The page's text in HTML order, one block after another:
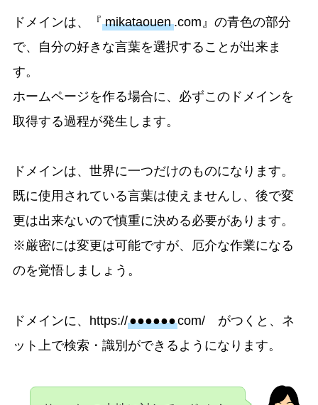
ドメインは、『 mikataouen .com』の青色の部分
で、自分の好きな言葉を選択することが出来ま
す。
ホームページを作る場合に、必ずこのドメインを
取得する過程が発生します。
ドメインは、世界に一つだけのものになります。
既に使用されている言葉は使えませんし、後で変
更は出来ないので慎重に決める必要があります。
※厳密には変更は可能ですが、厄介な作業になる
のを覚悟しましょう。
ドメインに、https://●●●●●●com/ がつくと、ネ
ット上で検索・識別ができるようになります。